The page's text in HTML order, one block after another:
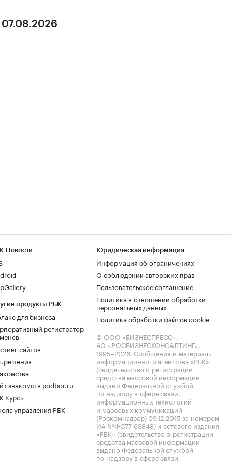
07.08.2026
Новости
продукты РБК
для бизнеса
регистратор
сайтов
знакомств podbor.ru
Курсы
управления РБК
Юридическая информация
Информация об ограничениях
О соблюдении авторских прав
Пользовательское соглашение
Политика в отношении обработки
персональных данных
Политика обработки файлов cookie
© ООО «БИЗНЕСПРЕСС»,
АО «РОСБИЗНЕСКОНСАЛТИНГ»,
1995–2026. Сообщения и материалы
информационного агентства «РБК»
(свидетельство о регистрации
средства массовой информации
выдано Федеральной службой
по надзору в сфере связи,
информационных технологий
и массовых коммуникаций
(Роскомнадзор) 09.12.2015 за номером
ИА №ФС77-63848) и сетевого издания
«РБК» (свидетельство о регистрации
средства массовой информации
выдано Федеральной службой
по надзору в сфере связи,